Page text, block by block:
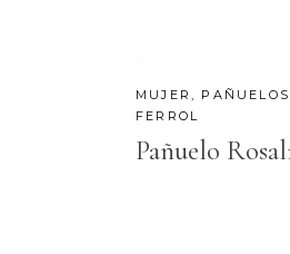
MUJER
FERROL
Pañuelo